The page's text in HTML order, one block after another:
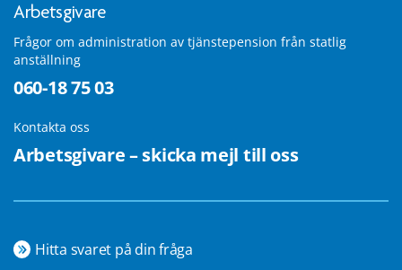
Arbetsgivare
Frågor om administration av tjänstepension från statlig
anställning
060-18 75 03
Kontakta oss
Arbetsgivare – skicka mejl till oss
Hitta svaret på din fråga